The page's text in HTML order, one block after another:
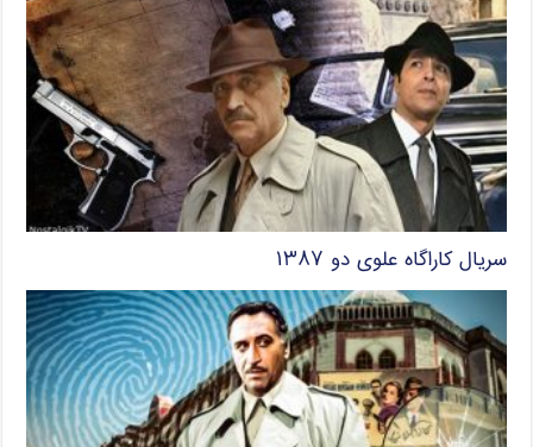
سریال کاراگاه علوی دو ۱۳۸۷